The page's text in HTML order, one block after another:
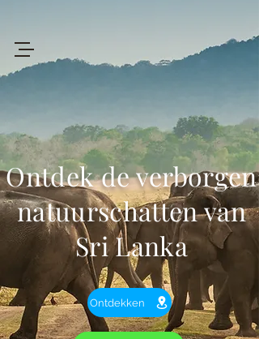
Review My Journey
Ontdek de verborgen
natuurschatten van
Sri Lanka
Ontdekken